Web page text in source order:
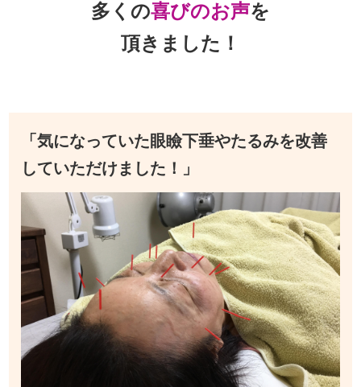
多くの喜びのお声を
頂きました！
「気になっていた眼瞼下垂やたるみを改善
していただけました！」